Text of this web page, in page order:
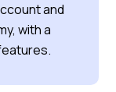
and
with a